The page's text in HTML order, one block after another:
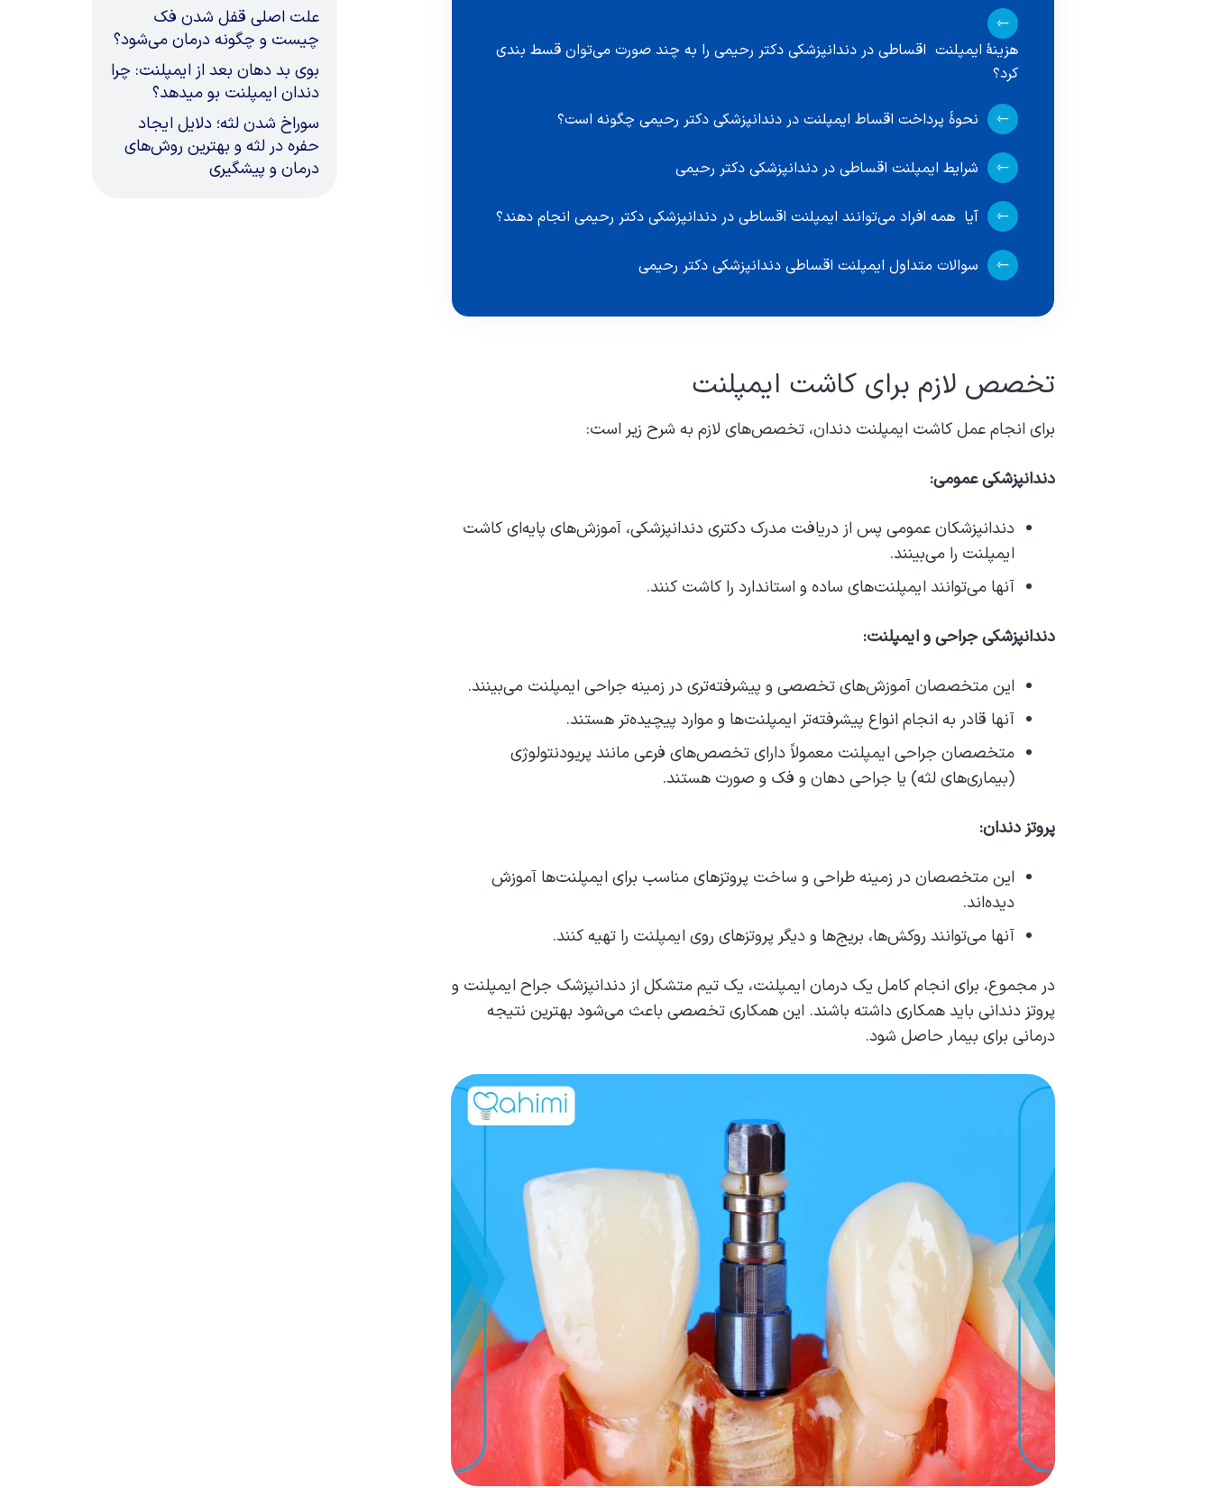
هزینهٔ ایمپلنت اقساطی در دندانپزشکی دکتر رحیمی را به چند صورت می‌توان قسط بندی
کرد؟
نحوهٔ پرداخت اقساط ایمپلنت در دندانپزشکی دکتر رحیمی چگونه است؟
شرایط ایمپلنت اقساطی در دندانپزشکی دکتر رحیمی
آیا همه افراد می‌توانند ایمپلنت اقساطی در دندانپزشکی دکتر رحیمی انجام دهند؟
سوالات متداول ایمپلنت اقساطی دندانپزشکی دکتر رحیمی
تخصص لازم برای کاشت ایمپلنت
برای انجام عمل کاشت ایمپلنت دندان، تخصص‌های لازم به شرح زیر است:
دندانپزشکی عمومی:
دندانپزشکان عمومی پس از دریافت مدرک دکتری دندانپزشکی، آموزش‌های پایه‌ای کاشت
ایمپلنت را می‌بینند.
آنها می‌توانند ایمپلنت‌های ساده و استاندارد را کاشت کنند.
دندانپزشکی جراحی و ایمپلنت:
این متخصصان آموزش‌های تخصصی و پیشرفته‌تری در زمینه جراحی ایمپلنت می‌بینند.
آنها قادر به انجام انواع پیشرفته‌تر ایمپلنت‌ها و موارد پیچیده‌تر هستند.
متخصصان جراحی ایمپلنت معمولاً دارای تخصص‌های فرعی مانند پریودنتولوژی
(بیماری‌های لثه) یا جراحی دهان و فک و صورت هستند.
پروتز دندان:
این متخصصان در زمینه طراحی و ساخت پروتزهای مناسب برای ایمپلنت‌ها آموزش
دیده‌اند.
آنها می‌توانند روکش‌ها، بریج‌ها و دیگر پروتزهای روی ایمپلنت را تهیه کنند.
در مجموع، برای انجام کامل یک درمان ایمپلنت، یک تیم متشکل از دندانپزشک جراح ایمپلنت و
پروتز دندانی باید همکاری داشته باشند. این همکاری تخصصی باعث می‌شود بهترین نتیجه
درمانی برای بیمار حاصل شود.
علت اصلی قفل شدن فک
چیست و چگونه درمان می‌شود؟
بوی بد دهان بعد از ایمپلنت: چرا
دندان ایمپلنت بو میدهد؟
سوراخ شدن لثه؛ دلایل ایجاد
حفره در لثه و بهترین روش‌های
درمان و پیشگیری